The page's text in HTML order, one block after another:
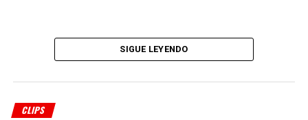
SIGUE LEYENDO
CLIPS